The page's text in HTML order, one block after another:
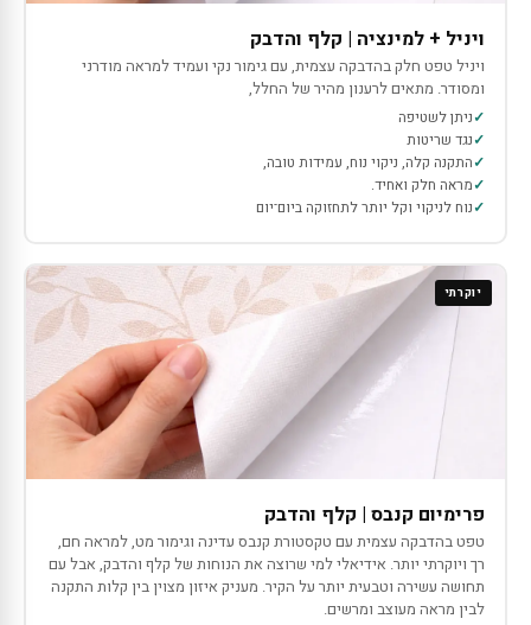
ויניל + למינציה | קלף והדבק
ויניל טפט חלק בהדבקה עצמית, עם גימור נקי ועמיד למראה מודרני
ומסודר. מתאים לרענון מהיר של החלל,
ניתן לשטיפה
נגד שריטות
התקנה קלה, ניקוי נוח, עמידות טובה,
מראה חלק ואחיד.
נוח לניקוי וקל יותר לתחזוקה ביום־יום
יוקרתי
פרימיום קנבס | קלף והדבק
טפט בהדבקה עצמית עם טקסטורת קנבס עדינה וגימור מט, למראה חם,
רך ויוקרתי יותר. אידיאלי למי שרוצה את הנוחות של קלף והדבק, אבל עם
תחושה עשירה וטבעית יותר על הקיר. מעניק איזון מצוין בין קלות התקנה
לבין מראה מעוצב ומרשים.